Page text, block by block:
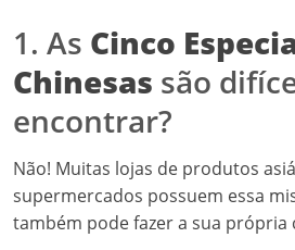
Sim! Essa mistura é versátil e
diversas receitas, desde carnes
vegetarianos.
3. As especiarias
efeito colateral?